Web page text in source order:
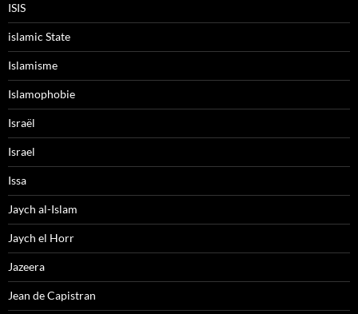
ISIS
islamic State
Islamisme
Islamophobie
Israël
Israel
Issa
Jaych al-Islam
Jaych el Horr
Jazeera
Jean de Capistran